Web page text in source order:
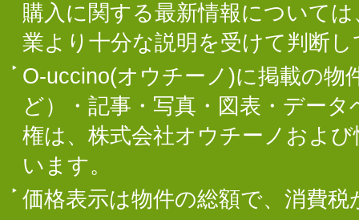
購入に関する最新情報について
業より十分な説明を受けて判断
O-uccino(オウチーノ)に掲載の物
ど）・記事・写真・図表・デー
権は、株式会社オウチーノおよ
います。
価格表示は物件の総額で、消費